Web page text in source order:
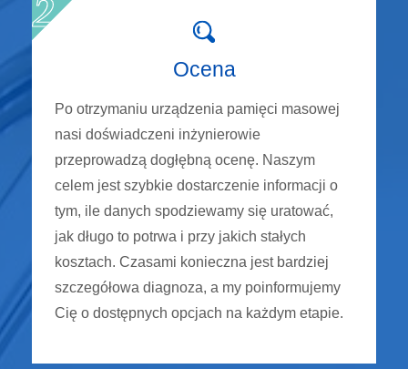
Ocena
Po otrzymaniu urządzenia pamięci masowej
nasi doświadczeni inżynierowie
przeprowadzą dogłębną ocenę. Naszym
celem jest szybkie dostarczenie informacji o
tym, ile danych spodziewamy się uratować,
jak długo to potrwa i przy jakich stałych
kosztach. Czasami konieczna jest bardziej
szczegółowa diagnoza, a my poinformujemy
Cię o dostępnych opcjach na każdym etapie.